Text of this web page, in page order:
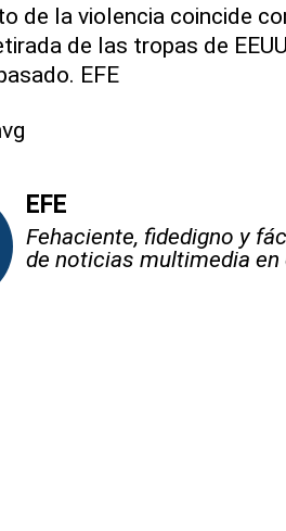
de la violencia coincide
de las tropas de
EFE
EFE
Fehaciente, fidedigno y
de noticias multimedia en